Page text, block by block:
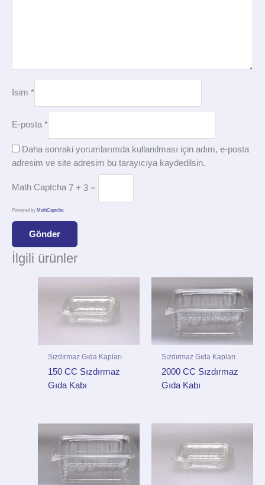
İsim *
E-posta *
Daha sonraki yorumlarımda kullanılması için adım, e-posta
adresim ve site adresim bu tarayıcıya kaydedilsin.
Math Captcha 7 + 3 =
Powered by MathCaptcha
İlgili ürünler
Sızdırmaz Gıda Kapları
150 CC Sızdırmaz
Gıda Kabı
Sızdırmaz Gıda Kapları
2000 CC Sızdırmaz
Gıda Kabı